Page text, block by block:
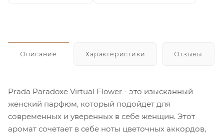
Описание Характеристики Отзывы
Prada Paradoxe Virtual Flower - это изысканный
женский парфюм, который подойдет для
современных и уверенных в себе женщин. Этот
аромат сочетает в себе ноты цветочных аккордов,